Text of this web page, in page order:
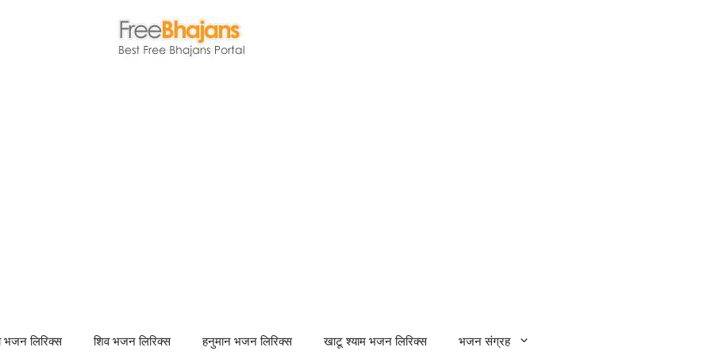
भजन लिरिक्स शिव भजन लिरिक्स हनुमान भजन लिरिक्स खाटू श्याम भजन लिरिक्स भजन संग्रह